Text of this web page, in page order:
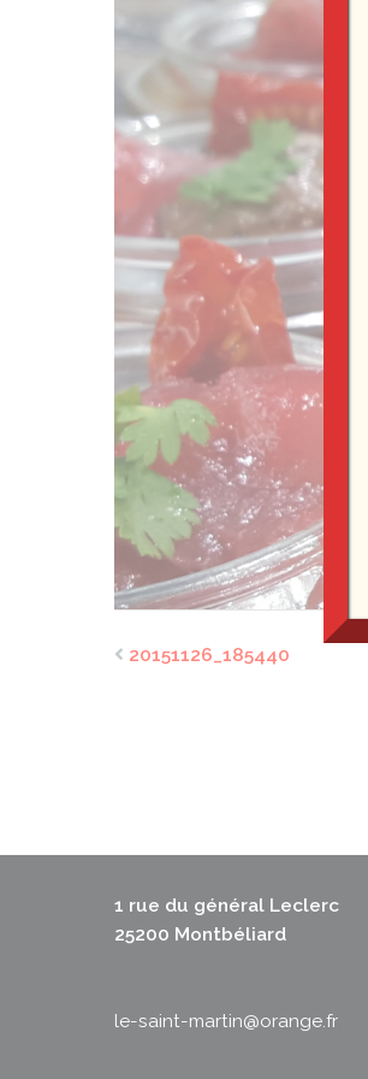
20151126_185440
1 rue du général Leclerc
25200 Montbéliard
le-saint-martin@orange.fr